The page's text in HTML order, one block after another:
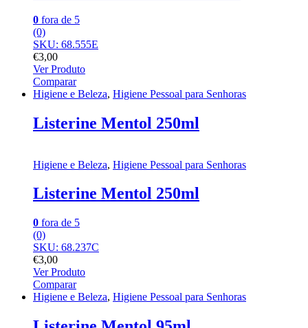
0 fora de 5
(0)
SKU: 68.555E
€3,00
Ver Produto
Comparar
Higiene e Beleza, Higiene Pessoal para Senhoras
Listerine Mentol 250ml
Higiene e Beleza, Higiene Pessoal para Senhoras
Listerine Mentol 250ml
0 fora de 5
(0)
SKU: 68.237C
€3,00
Ver Produto
Comparar
Higiene e Beleza, Higiene Pessoal para Senhoras